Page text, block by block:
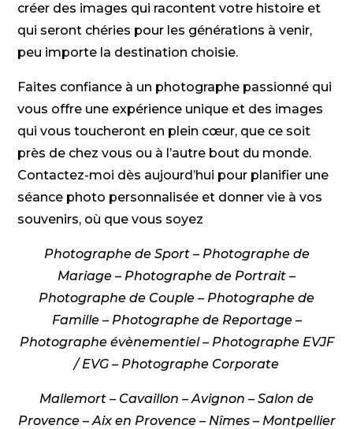
créer des images qui racontent votre histoire et
qui seront chéries pour les générations à venir,
peu importe la destination choisie.
Faites confiance à un photographe passionné qui
vous offre une expérience unique et des images
qui vous toucheront en plein cœur, que ce soit
près de chez vous ou à l’autre bout du monde.
Contactez-moi dès aujourd’hui pour planifier une
séance photo personnalisée et donner vie à vos
souvenirs, où que vous soyez
Photographe de Sport – Photographe de
Mariage – Photographe de Portrait –
Photographe de Couple – Photographe de
Famille – Photographe de Reportage –
Photographe évènementiel – Photographe EVJF
/ EVG – Photographe Corporate
Mallemort – Cavaillon – Avignon – Salon de
Provence – Aix en Provence – Nîmes – Montpellier